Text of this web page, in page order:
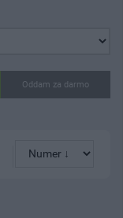
Oddam za darmo